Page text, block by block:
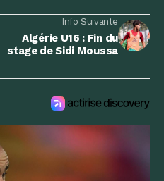
Info Suivante
Algérie U16 : Fin du
stage de Sidi Moussa